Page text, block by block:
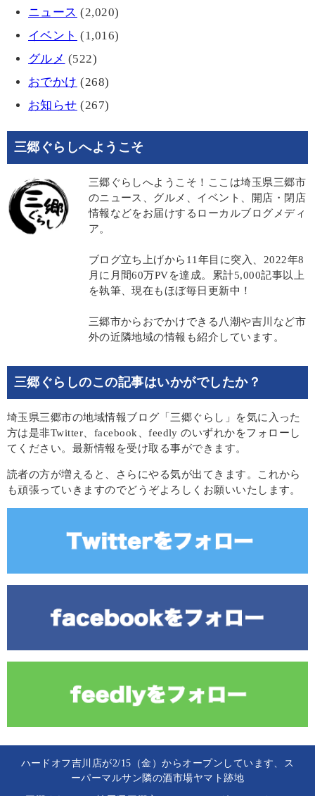
ニュース (2,020)
イベント (1,016)
グルメ (522)
おでかけ (268)
お知らせ (267)
三郷ぐらしへようこそ
三郷ぐらしへようこそ！ここは埼玉県三郷市
のニュース、グルメ、イベント、開店・閉店
情報などをお届けするローカルブログメディ
ア。
ブログ立ち上げから11年目に突入、2022年8
月に月間60万PVを達成。累計5,000記事以上
を執筆、現在もほぼ毎日更新中！
三郷市からおでかけできる八潮や吉川など市
外の近隣地域の情報も紹介しています。
三郷ぐらしのこの記事はいかがでしたか？
埼玉県三郷市の地域情報ブログ「三郷ぐらし」を気に入った
方は是非Twitter、facebook、feedly のいずれかをフォローし
てください。最新情報を受け取る事ができます。
読者の方が増えると、さらにやる気が出てきます。これから
も頑張っていきますのでどうぞよろしくお願いいたします。
ハードオフ吉川店が2/15（金）からオープンしています、ス
ーパーマルサン隣の酒市場ヤマト跡地